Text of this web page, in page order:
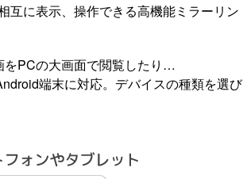
互に表示、操作できる高機能ミラーリン
をPCの大画面で閲覧したり…
端末に対応。デバイスの種類を選び